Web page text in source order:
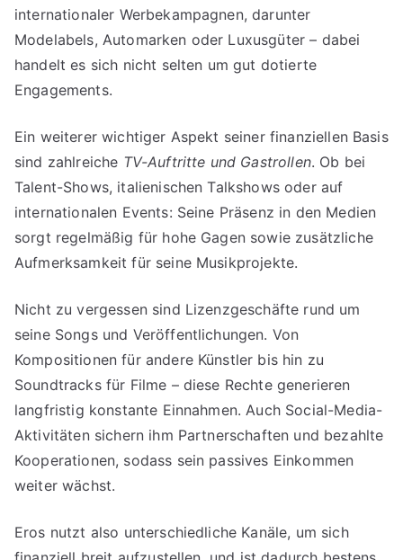
internationaler Werbekampagnen, darunter
Modelabels, Automarken oder Luxusgüter – dabei
handelt es sich nicht selten um gut dotierte
Engagements.
Ein weiterer wichtiger Aspekt seiner finanziellen Basis
sind zahlreiche TV-Auftritte und Gastrollen. Ob bei
Talent-Shows, italienischen Talkshows oder auf
internationalen Events: Seine Präsenz in den Medien
sorgt regelmäßig für hohe Gagen sowie zusätzliche
Aufmerksamkeit für seine Musikprojekte.
Nicht zu vergessen sind Lizenzgeschäfte rund um
seine Songs und Veröffentlichungen. Von
Kompositionen für andere Künstler bis hin zu
Soundtracks für Filme – diese Rechte generieren
langfristig konstante Einnahmen. Auch Social-Media-
Aktivitäten sichern ihm Partnerschaften und bezahlte
Kooperationen, sodass sein passives Einkommen
weiter wächst.
Eros nutzt also unterschiedliche Kanäle, um sich